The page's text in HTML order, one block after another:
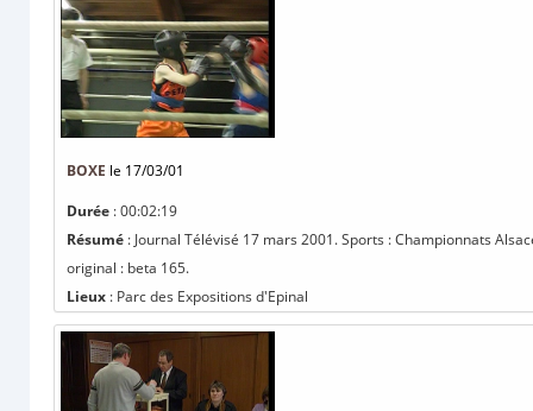
BOXE le 17/03/01
Durée : 00:02:19
Résumé : Journal Télévisé 17 mars 2001. Sports : Championnats
original : beta 165.
Lieux : Parc des Expositions d'Epinal